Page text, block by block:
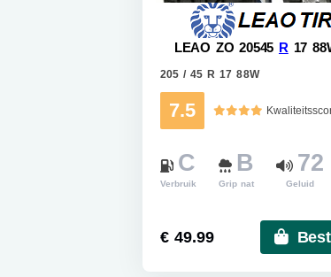
LEAO ZO 20545 R 17
205 / 45 R 17 88W
7.5
C
Verbruik
B
Grip nat
72
Geluid
€ 49.99